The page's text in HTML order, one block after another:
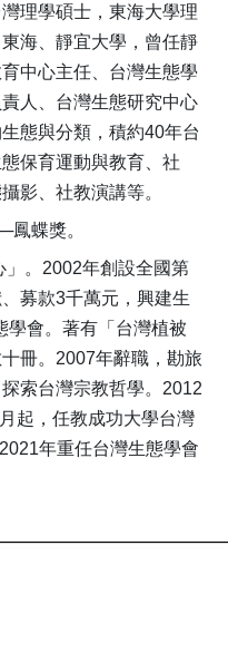
理學碩士，東海大學理
海、靜宜大學，曾任靜
中心主任、台灣生態學
人、台灣生態研究中心
態與分類，積約40年台
保育運動與教育、社
影、社教演講等。
鳳蝶獎。
。2002年創設全國第
募款3千萬元，興建生
學會。著有「台灣植被
冊。2007年辭職，勘旅
索台灣宗教哲學。2012
起，任教成功大學台灣
年重任台灣生態學會